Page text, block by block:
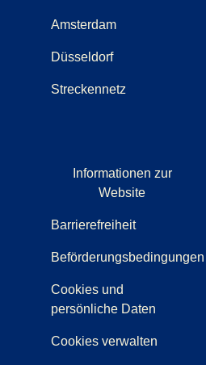
Amsterdam
Düsseldorf
Streckennetz
einen neuen Tab )
eine PDF)
Informationen zur
Website
Barrierefreiheit
Beförderungsbedingungen
Cookies und
persönliche Daten
Cookies verwalten